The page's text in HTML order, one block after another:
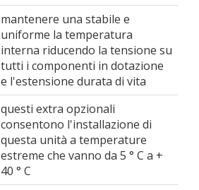
mantenere una stabile e
uniforme la temperatura
interna riducendo la tensione su
tutti i componenti in dotazione
e l'estensione durata di vita
questi extra opzionali
consentono l'installazione di
questa unità a temperature
estreme che vanno da 5 ° C a +
40 ° C